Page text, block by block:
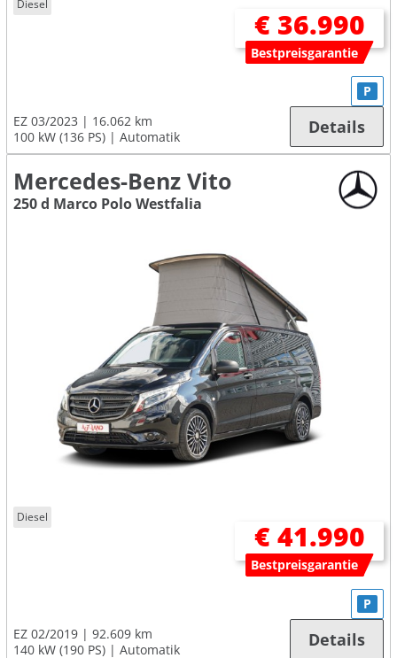
Diesel
€ 36.990
Bestpreisgarantie
EZ 03/2023
16.062 km
100 kW (136 PS)
Automatik
P
Details
Mercedes-Benz Vito
250 d Marco Polo Westfalia
Diesel
€ 41.990
Bestpreisgarantie
EZ 02/2019
92.609 km
140 kW (190 PS)
Automatik
P
Details